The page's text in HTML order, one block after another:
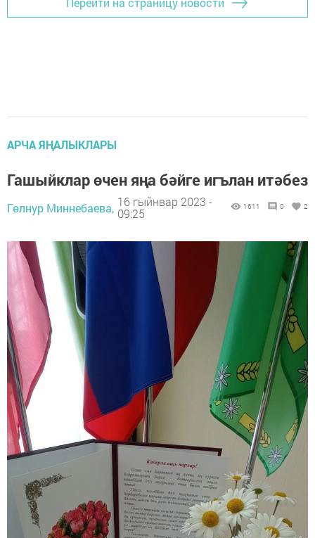
АРЧА ЯҢАЛЫКЛАРЫ
Гашыйклар өчен яңа бәйге игълан итәбез
Гөлнур Миннебаева, 16 гыйнвар 2023 -
09:25
1611 0 2